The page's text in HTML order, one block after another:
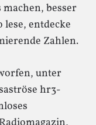
besser
lese, entdecke
Zahlen.
unter
hr3-